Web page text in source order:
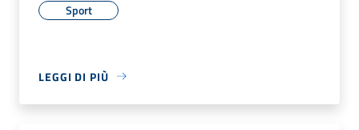
Sport
LEGGI DI PIÙ